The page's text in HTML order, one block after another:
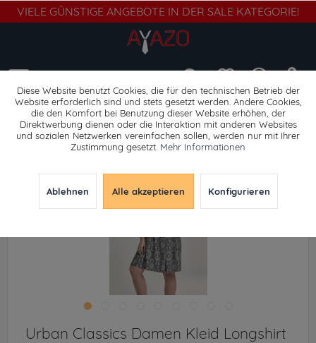
VIELE GÜNSTIGE ANGEBOTE IN DER SALE KATEGORIE!
Kleider
Urban Classics Damen Kleid Longshirt
Diese Website benutzt Cookies, die für den technischen Betrieb der
Website erforderlich sind und stets gesetzt werden. Andere Cookies,
die den Komfort bei Benutzung dieser Website erhöhen, der
Direktwerbung dienen oder die Interaktion mit anderen Websites
und sozialen Netzwerken vereinfachen sollen, werden nur mit Ihrer
Zustimmung gesetzt. Mehr Informationen
Ablehnen Alle akzeptieren Konfigurieren